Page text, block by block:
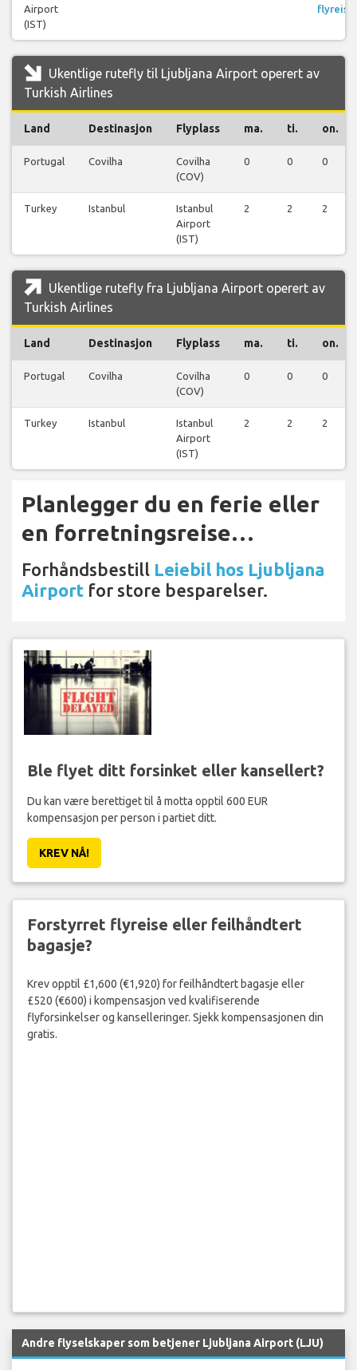
Airport
(IST)
Ukentlige rutefly til Ljubljana Airport operert av
Turkish Airlines
Land Destinasjon Flyplass ma. ti. on.
Portugal Covilha
Covilha
(COV)
0 0 0
Turkey Istanbul
Istanbul
Airport
(IST)
2 2 2
Ukentlige rutefly fra Ljubljana Airport operert av
Turkish Airlines
Land Destinasjon Flyplass ma. ti. on.
Portugal Covilha
Covilha
(COV)
0 0 0
Turkey Istanbul
Istanbul
Airport
(IST)
2 2 2
Planlegger du en ferie eller
en forretningsreise…
Forhåndsbestill Leiebil hos Ljubljana
Airport for store besparelser.
Ble flyet ditt forsinket eller kansellert?
Du kan være berettiget til å motta opptil 600 EUR
kompensasjon per person i partiet ditt.
KREV NÅ!
Forstyrret flyreise eller feilhåndtert
bagasje?
Krev opptil £1,600 (€1,920) for feilhåndtert bagasje eller
£520 (€600) i kompensasjon ved kvalifiserende
flyforsinkelser og kanselleringer. Sjekk kompensasjonen din
gratis.
Andre flyselskaper som betjener Ljubljana Airport (LJU)